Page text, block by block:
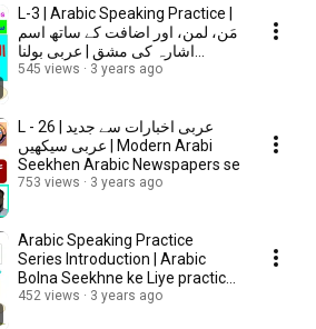
L-3 | Arabic Speaking Practice |
مَن، لمن، اور اضافت کے ساتھ اسم
اشارہ کی مشق | عربی بولنا
سیکھیں
545 views 3 years ago
L - 26 | عربی اخبارات سے جديد
عربی سیکھیں | Modern Arabi
Seekhen Arabic Newspapers se
753 views 3 years ago
Arabic Speaking Practice
Series Introduction | Arabic
Bolna Seekhne ke Liye practice
Series - Taaruf
452 views 3 years ago